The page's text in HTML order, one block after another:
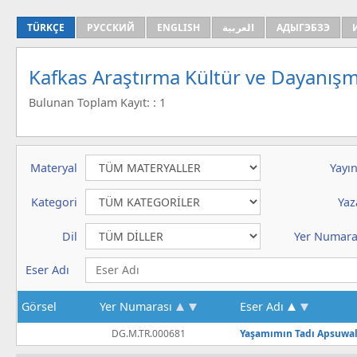
TÜRKÇE РУССКИЙ ENGLISH العربية АДЫГЭБЗЭ
Kafkas Araştırma Kültür ve
Bulunan Toplam Kayıt: : 1
Materyal
Kategori
Dil Yer
Eser Adı
Görsel Yer Numarası Eser Adı
DG.M.TR.000681 Yaşamımın Tadı